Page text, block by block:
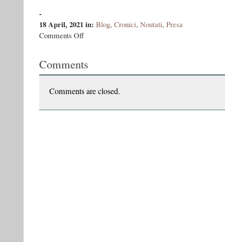
-
18 April, 2021in: Blog, Cronici, Noutati, Presa
Comments Offon
Sălbaticii
Comments
Comments are closed.